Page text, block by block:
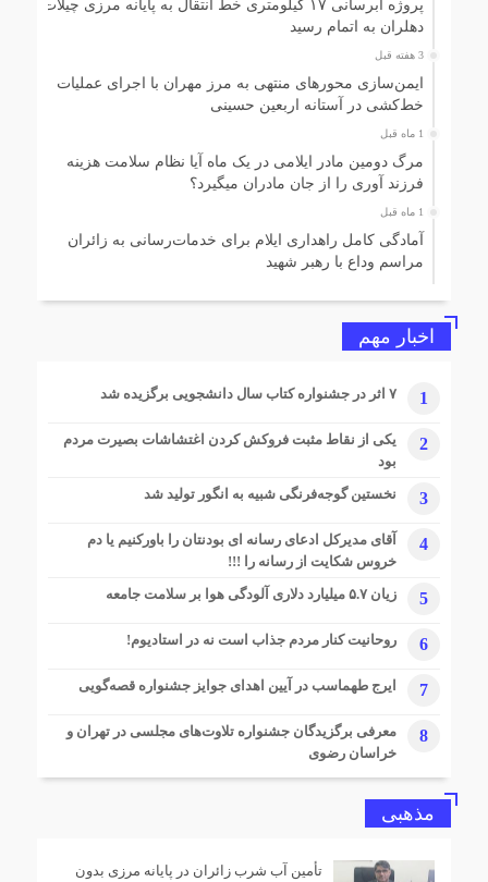
پروژه آبرسانی ۱۷ کیلومتری خط انتقال به پایانه مرزی چیلات
دهلران به اتمام رسید
3 هفته قبل
ایمن‌سازی محورهای منتهی به مرز مهران با اجرای عملیات
خط‌کشی در آستانه اربعین حسینی
1 ماه قبل
مرگ دومین مادر ایلامی در یک ماه آیا نظام سلامت هزینه
فرزند آوری را از جان مادران میگیرد؟
1 ماه قبل
آمادگی کامل راهداری ایلام برای خدمات‌رسانی به زائران
مراسم وداع با رهبر شهید
رهاسازی آب از سد مخزنی میمه
1 ماه قبل
1 ماه قبل
سنگ تمام مردم در نخستین یادواره «عهد ایثار»
پایان پروژه بازسازی و نوسازی بازارچه و چهارباغ دانشگاه
رایزنی دانشگاه ایلام و سازمان ملی استاندارد برای ارتقای
زیرساخت‌های آزمایشگاهی و استانداردسازی مرزی
2 ماه قبل
میدان نبرد اقتصادی کشور
نعمت گاز طبیعی برخوردار شدند
اخبار مهم
1 ۷ اثر در جشنواره کتاب سال دانشجویی برگزیده شد
2
یکی از نقاط مثبت فروکش کردن اغتشاشات بصیرت مردم
بود
3 نخستین گوجه‌فرنگی شبیه به انگور تولید شد
4
آقای مدیرکل ادعای رسانه ای بودنتان را باورکنیم یا دم
خروس شکایت از رسانه را !!!
5 زیان ۵.۷ میلیارد دلاری آلودگی هوا بر سلامت جامعه
6 روحانیت کنار مردم جذاب است نه در استادیوم!
7 ایرج طهماسب در آیین اهدای جوایز جشنواره قصه‌گویی
8
معرفی برگزیدگان جشنواره تلاوت‌های مجلسی در تهران و
خراسان رضوی
مذهبی
تأمین آب شرب زائران در پایانه مرزی بدون